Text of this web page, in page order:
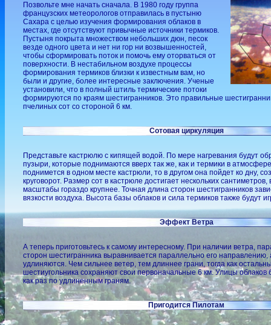
Позвольте мне начать сначала. В 1980 году группа
французских метеорологов отправилась в пустыню
Сахара с целью изучения формирования облаков в
местах, где отсутствуют привычные источники термиков.
Пустыня покрыта множеством небольших дюн, песок
везде одного цвета и нет ни гор ни возвышенностей,
чтобы сформировать поток и помочь ему оторваться от
поверхности. В нестабильном воздухе процессы
формирования термиков близки к известным вам, но
были и другие, более интересные заключения. Ученые
установили, что в полный штиль термические потоки
формируются по краям шестигранников. Это правильные
пчелиных сот со стороной 6 км.
Сотовая циркуляция
Представьте кастрюлю с кипящей водой. По мере нагревания будут
пузыри, которые поднимаются вверх так же, как и термики в
поднимется в одном месте кастрюли, то в другом она пойдет ко дну,
круговорот. Размер сот в кастрюле достигает нескольких
масштабы гораздо крупнее. Точная длина сторон шестигранников
вязкости воздуха. Высота базы облаков и сила термиков также будут
Эффект Ветра
А теперь приготовьтесь к самому интересному. При наличии ветра,
сторон шестигранника выравнивается параллельно его
удлиняются. Чем сильнее ветер, тем длиннее грани, тогда как
шестиугольника сохраняют свои первоначальные 6 км. Улицы облаков
как раз по удлиненным граням.
Пригодится Пилотам